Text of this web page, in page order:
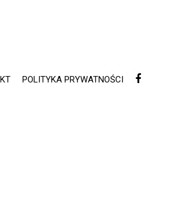
POLITYKA PRYWATNOŚCI